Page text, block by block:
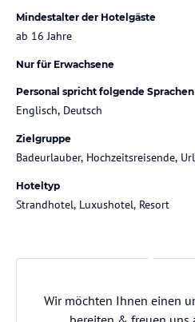
Mindestalter der Hotelgäste
ab 16 Jahre
Nur für Erwachsene
Personal spricht folgende Sprachen
Englisch, Deutsch
Zielgruppe
Badeurlauber, Hochzeitsreisende,
Hoteltyp
Strandhotel, Luxushotel, Resort
Wir möchten Ihnen einen